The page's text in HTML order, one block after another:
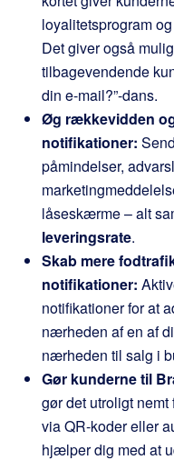
loyalitetsprogram
Det giver også
tilbagevendende
din e-mail?”-dans.
Øg rækkevidden
notifikationer:
påmindelser,
låseskærme – alt
leveringsrate.
Skab mere
notifikationer:
notifikationer for at
nærheden af en af
nærheden til salg i
Gør kunderne til
gør det utroligt
via QR-koder eller
hjælper dig med at